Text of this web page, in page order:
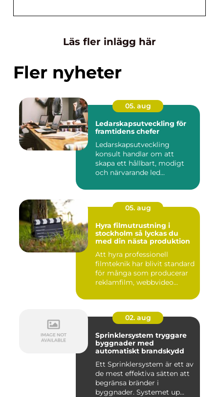
Läs fler inlägg här
Fler nyheter
05. aug
Ledarskapsutveckling för
framtidens chefer
Ledarskapsutveckling
konsult handlar om att
skapa ett hållbart, modigt
och närvarande led...
05. aug
Hyra filmutrustning i
stockholm så lyckas du
med din nästa produktion
Att hyra professionell
filmteknik har blivit standard
för många som producerar
reklamfilm, webbvideo...
02. aug
Sprinklersystem tryggare
byggnader med
automatiskt brandskydd
Ett Sprinklersystem är ett av
de mest effektiva sätten att
begränsa bränder i
byggnader. Systemet up...